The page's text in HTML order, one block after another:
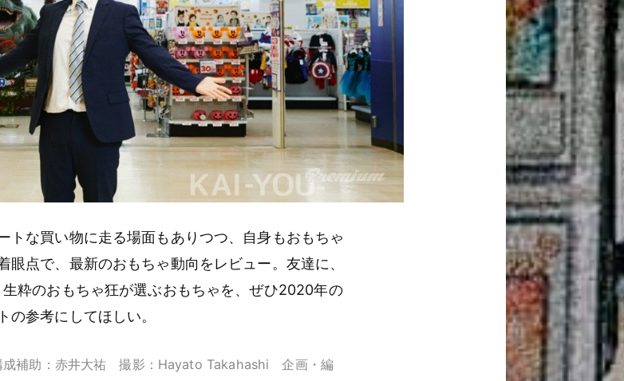
トな買い物に走る場面もありつつ、自身もおもちゃ
眼点で、最新のおもちゃ動向をレビュー。友達に、
粋のおもちゃ狂が選ぶおもちゃを、ぜひ2020年の
の参考にしてほしい。
補助：赤井大祐 撮影：Hayato Takahashi 企画・編